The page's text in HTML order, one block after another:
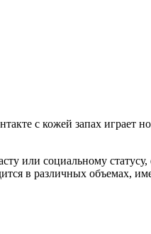
с кожей запах играет
или социальному
в различных объемах,